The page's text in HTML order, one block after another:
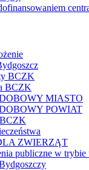
BCZK
BCZK
MIASTO
POWIAT
ZWIERZĄT
publiczne w trybie